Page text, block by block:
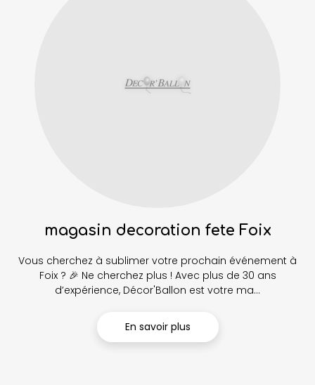
magasin decoration fete Foix
Vous cherchez à sublimer votre prochain événement à
Foix ? 🎉 Ne cherchez plus ! Avec plus de 30 ans
d’expérience, Décor'Ballon est votre ma...
En savoir plus